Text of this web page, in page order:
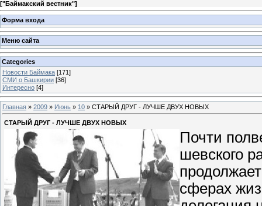
["Баймакский вестник"]
Форма входа
Меню сайта
Categories
Новости Баймака [171]
СМИ о Башкирии [36]
Интересно [4]
Главная » 2009 » Июнь » 10 » СТАРЫЙ ДРУГ - ЛУЧШЕ ДВУХ НОВЫХ
СТАРЫЙ ДРУГ - ЛУЧШЕ ДВУХ НОВЫХ
Почти
шевского
сферах